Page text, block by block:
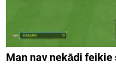
Man nav nekādi